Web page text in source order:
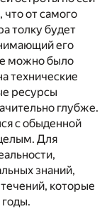
что от самого
толку будет
его
можно было
технические
ресурсы
глубже.
с обыденной
Для
знаний,
которые